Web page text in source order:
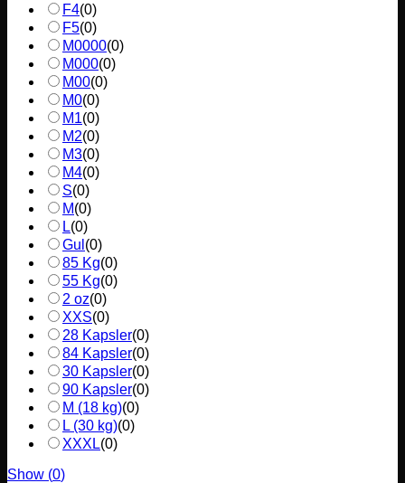
F4(0)
F5(0)
M0000(0)
M000(0)
M00(0)
M0(0)
M1(0)
M2(0)
M3(0)
M4(0)
S(0)
M(0)
L(0)
Gul (0)
85 Kg(0)
55 Kg(0)
2 oz(0)
XXS(0)
28 Kapsler(0)
84 Kapsler(0)
30 Kapsler(0)
90 Kapsler(0)
M (18 kg)(0)
L (30 kg)(0)
XXXL(0)
Show (0)